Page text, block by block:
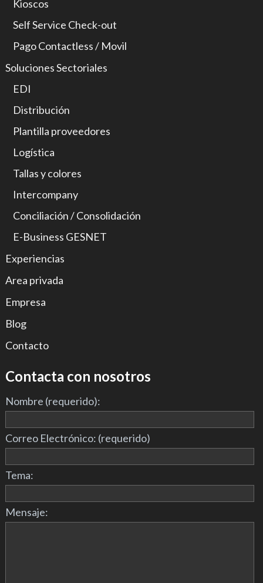
Kioscos
Self Service Check-out
Pago Contactless / Movil
Soluciones Sectoriales
EDI
Distribución
Plantilla proveedores
Logística
Tallas y colores
Intercompany
Conciliación / Consolidación
E-Business GESNET
Experiencias
Area privada
Empresa
Blog
Contacto
Contacta con nosotros
Nombre (requerido):
Correo Electrónico: (requerido)
Tema:
Mensaje: